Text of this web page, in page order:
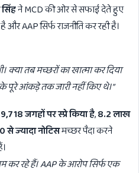
ने MCD की ओर से सफाई देते हुए
AAP सिर्फ राजनीति कर रही है।
क्या तब मच्छरों का खात्मा कर दिया
पूरे आंकड़े तक जारी नहीं किए थे।”
जगहों पर स्प्रे किया है,8.2लाख
से ज्यादा नोटिसमच्छर पैदा करने
कर रहे हैं। AAPके आरोप सिर्फ एक